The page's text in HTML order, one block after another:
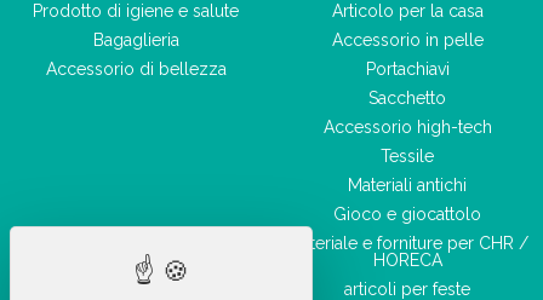
Prodotto di igiene e salute
Bagaglieria
Accessorio di bellezza
Articolo per la casa
Accessorio in pelle
Portachiavi
Sacchetto
Accessorio high-tech
Tessile
Materiali antichi
Gioco e giocattolo
Materiale e forniture per CHR /
HORECA
articoli per feste